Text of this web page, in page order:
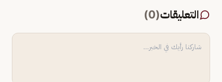
التعليقات(
0
)